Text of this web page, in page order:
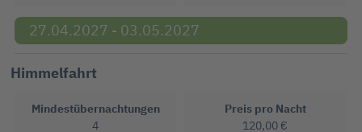
27.04.2027 - 03.05.2027
Himmelfahrt
Mindestübernachtungen
4
Preis pro Nacht
120,00 €